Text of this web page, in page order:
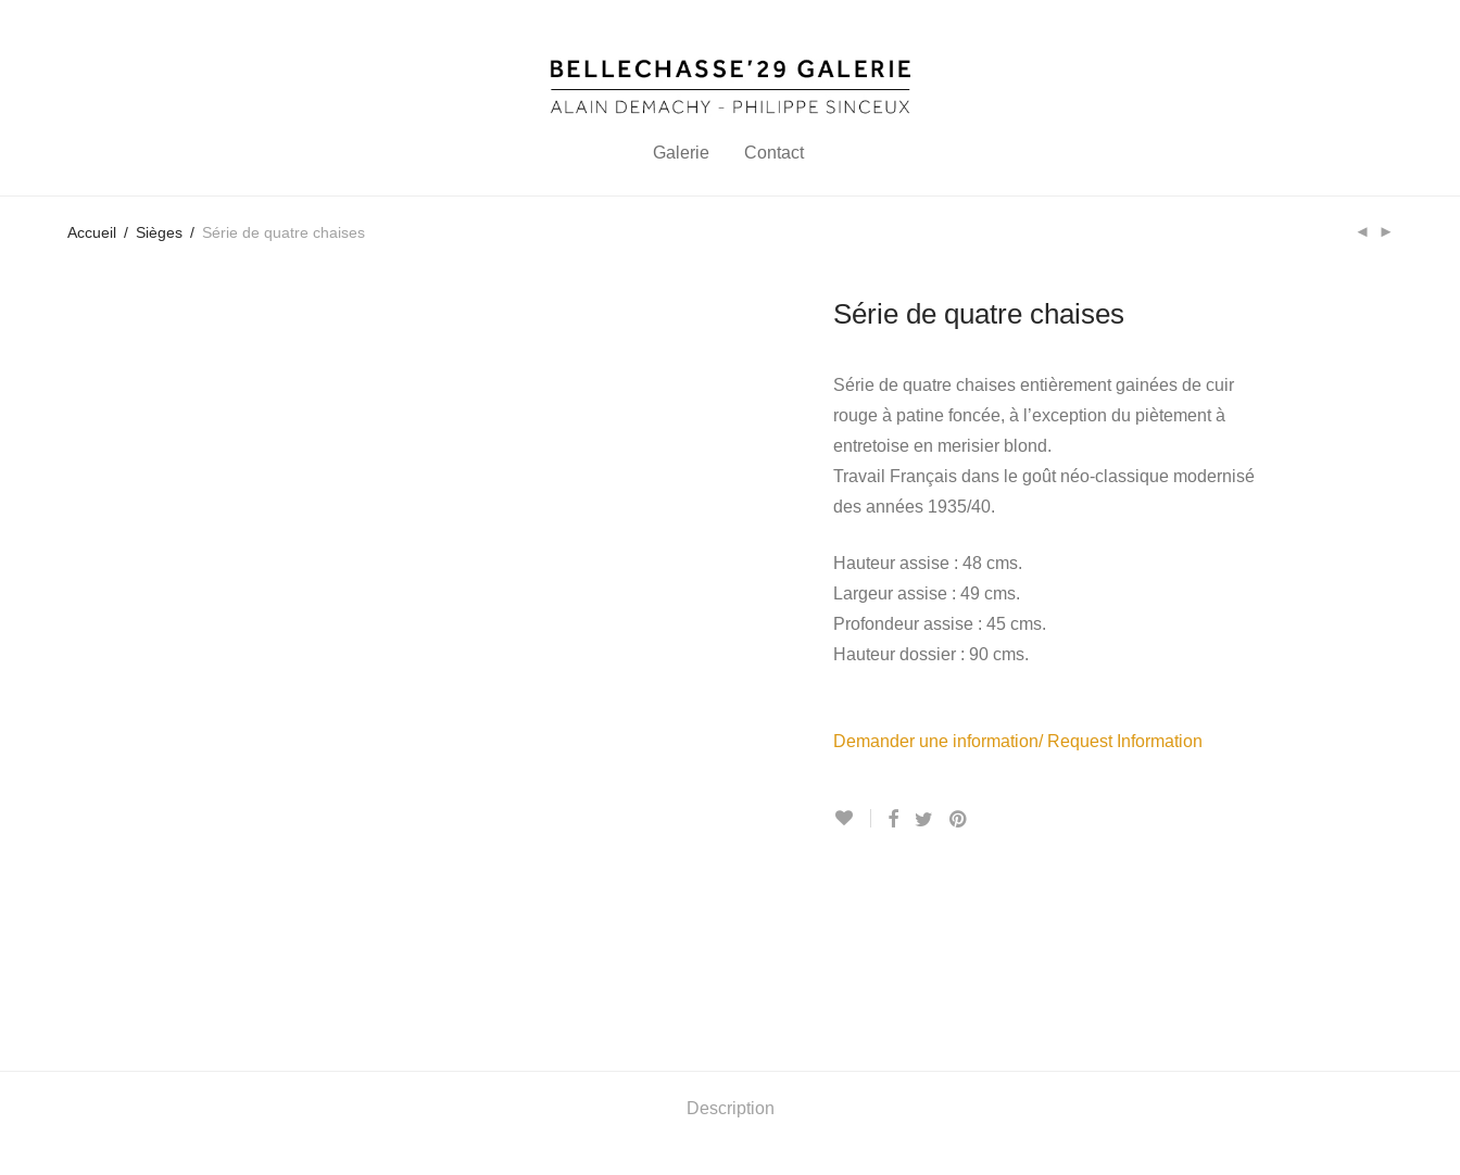
Galerie Contact
Accueil / Sièges / Série de quatre chaises
Série de quatre chaises
Série de quatre chaises entièrement gainées de cuir
rouge à patine foncée, à l’exception du piètement à
entretoise en merisier blond.
Travail Français dans le goût néo-classique modernisé
des années 1935/40.
Hauteur assise : 48 cms.
Largeur assise : 49 cms.
Profondeur assise : 45 cms.
Hauteur dossier : 90 cms.
Demander une information/ Request Information
Description